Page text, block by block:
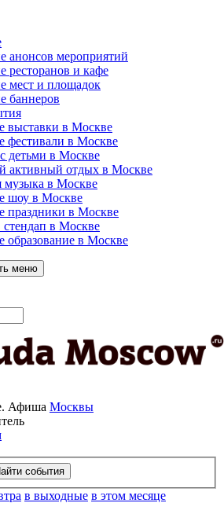
анонсов мероприятий
ресторанов и кафе
мест и площадок
баннеров
выставки в Москве
фестивали в Москве
детьми в Москве
активный отдых в Москве
музыка в Москве
шоу в Москве
праздники в Москве
стендап в Москве
образование в Москве
меню
Афиша Москвы
в выходные в этом месяце